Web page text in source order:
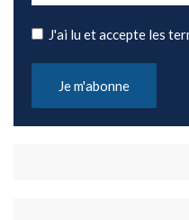
J'ai lu et accepte les